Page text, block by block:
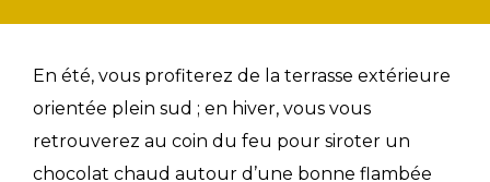
En été, vous profiterez de la terrasse extérieure
orientée plein sud ; en hiver, vous vous
retrouverez au coin du feu pour siroter un
chocolat chaud autour d’une bonne flambée